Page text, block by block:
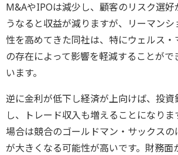
M&AやIPOは減少し、顧客のリスク選好
うなると収益が減りますが、リーマン
性を高めてきた同社は、特にウェルス・
の存在によって影響を軽減することがで
います。
逆に金利が低下し経済が上向けば、投資
し、トレード収入も増えることになりま
場合は競合のゴールドマン・サックス
が大きくなる可能性が高いです。財務面